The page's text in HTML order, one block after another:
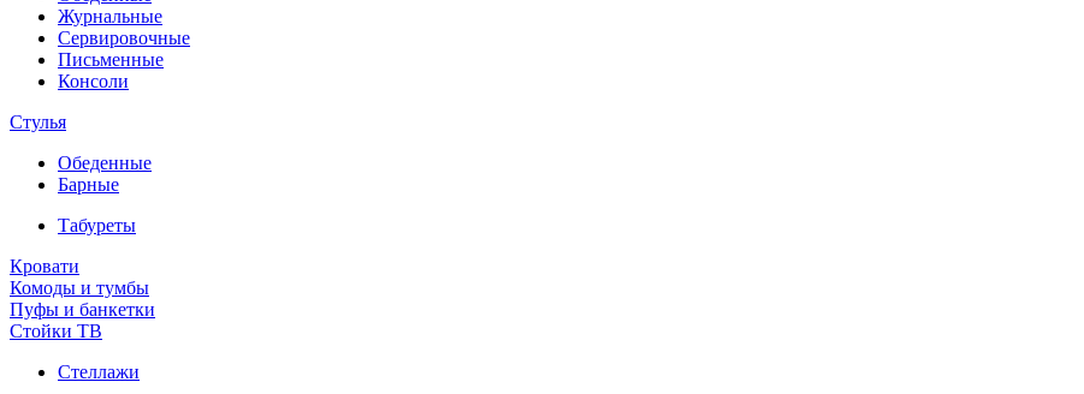
Журнальные
Сервировочные
Письменные
Консоли
Стулья
Обеденные
Барные
Табуреты
Кровати
Комоды и тумбы
Пуфы и банкетки
Стойки ТВ
Стеллажи